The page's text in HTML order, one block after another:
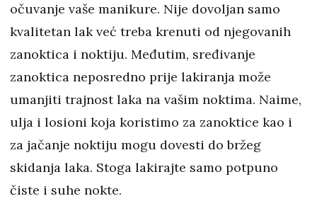
očuvanje vaše manikure. Nije dovoljan samo
kvalitetan lak već treba krenuti od njegovanih
zanoktica i noktiju. Međutim, sređivanje
zanoktica neposredno prije lakiranja može
umanjiti trajnost laka na vašim noktima. Naime,
ulja i losioni koja koristimo za zanoktice kao i
za jačanje noktiju mogu dovesti do bržeg
skidanja laka. Stoga lakirajte samo potpuno
čiste i suhe nokte.